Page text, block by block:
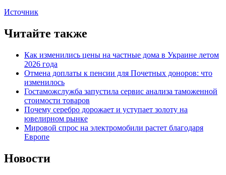
Источник
Читайте также
Как изменились цены на частные дома в Украине летом
2026 года
Отмена доплаты к пенсии для Почетных доноров: что
изменилось
Гостаможслужба запустила сервис анализа таможенной
стоимости товаров
Почему серебро дорожает и уступает золоту на
ювелирном рынке
Мировой спрос на электромобили растет благодаря
Европе
Новости